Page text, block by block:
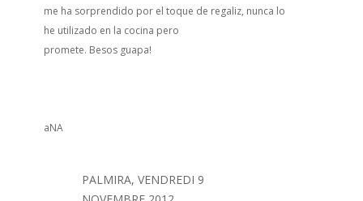
me ha sorprendido por el toque de regaliz, nunca lo
he utilizado en la cocina pero
promete. Besos guapa!
aNA
PALMIRA, VENDREDI 9